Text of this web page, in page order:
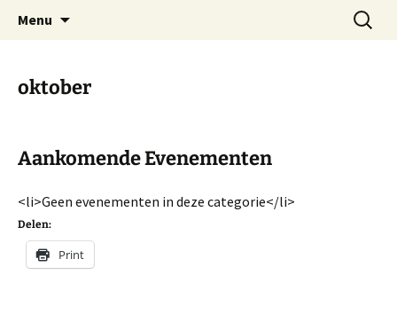
Hoofdplaat.com
Dorp achter de dijk
Menu
Zoeken
naar:
oktober
Aankomende Evenementen
<li>Geen evenementen in deze categorie</li>
Delen:
Print